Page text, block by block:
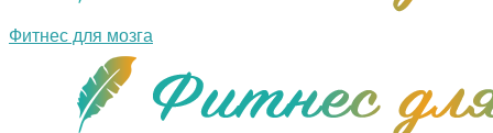
Фитнес для мозга